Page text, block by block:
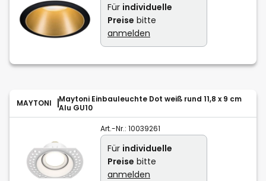
Für individuelle
Preise bitte
anmelden
MAYTONI
Maytoni Einbauleuchte Dot weiß rund 11,8 x 9 cm
Alu GU10
Art.-Nr.: 10039261
Für individuelle
Preise bitte
anmelden